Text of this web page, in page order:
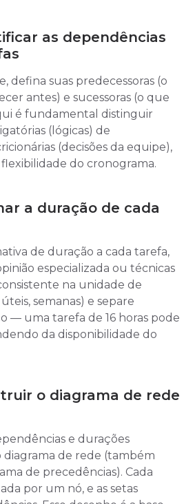
as dependências
defina suas predecessoras (o
antes) e sucessoras (o que
é fundamental distinguir
(lógicas) de
(decisões da equipe),
flexibilidade do cronograma.
a duração de cada
de duração a cada tarefa,
especializada ou técnicas
na unidade de
semanas) e separe
— uma tarefa de 16 horas pode
da disponibilidade do
o diagrama de rede
e durações
diagrama de rede (também
de precedências). Cada
por um nó, e as setas